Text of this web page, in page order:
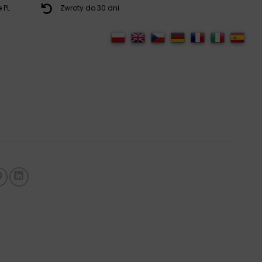
Zwroty do 30 dni